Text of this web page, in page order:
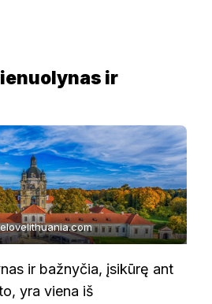
ir
ir bažnyčia, įsikūrę ant
yra viena iš